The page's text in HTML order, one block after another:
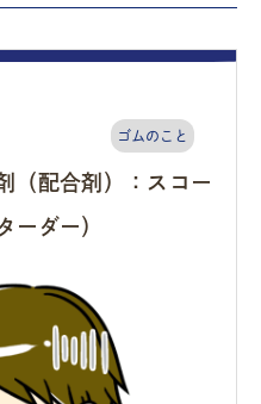
ゴムのこと
配合剤）：スコー
ーダー）